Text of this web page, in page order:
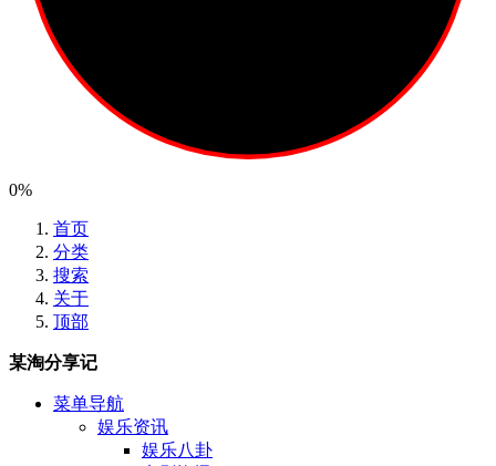
0%
首页
分类
搜索
关于
顶部
某淘分享记
菜单导航
娱乐资讯
娱乐八卦